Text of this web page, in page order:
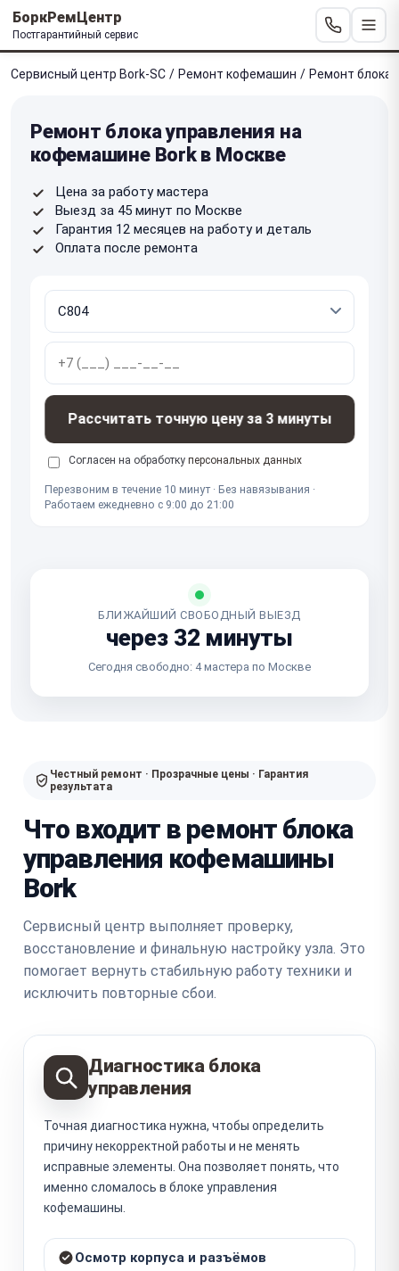
БоркРемЦентр
Постгарантийный сервис
Сервисный центр Bork-SC / Ремонт кофемашин / Ремонт блока
Ремонт блока управления на
кофемашине Bork в Москве
Цена за работу мастера
Выезд за 45 минут по Москве
Гарантия 12 месяцев на работу и деталь
Оплата после ремонта
Рассчитать точную цену за 3 минуты
Согласен на обработку персональных данных
Перезвоним в течение 10 минут · Без навязывания ·
Работаем ежедневно с 9:00 до 21:00
БЛИЖАЙШИЙ СВОБОДНЫЙ ВЫЕЗД
через 32 минуты
Сегодня свободно: 4 мастера по Москве
Честный ремонт · Прозрачные цены · Гарантия
результата
Что входит в ремонт блока
управления кофемашины
Bork
Сервисный центр выполняет проверку,
восстановление и финальную настройку узла. Это
помогает вернуть стабильную работу техники и
исключить повторные сбои.
Диагностика блока
управления
Точная диагностика нужна, чтобы определить
причину некорректной работы и не менять
исправные элементы. Она позволяет понять, что
именно сломалось в блоке управления
кофемашины.
Осмотр корпуса и разъёмов